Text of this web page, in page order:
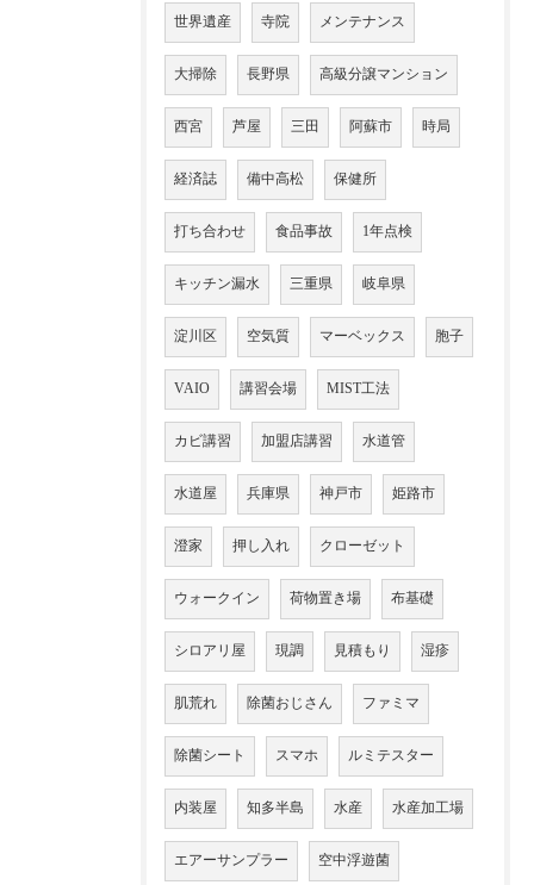
世界遺産 寺院 メンテナンス
大掃除 長野県 高級分譲マンション
西宮 芦屋 三田 阿蘇市 時局
経済誌 備中高松 保健所
打ち合わせ 食品事故 1年点検
キッチン漏水 三重県 岐阜県
淀川区 空気質 マーベックス 胞子
VAIO 講習会場 MIST工法
カビ講習 加盟店講習 水道管
水道屋 兵庫県 神戸市 姫路市
澄家 押し入れ クローゼット
ウォークイン 荷物置き場 布基礎
シロアリ屋 現調 見積もり 湿疹
肌荒れ 除菌おじさん ファミマ
除菌シート スマホ ルミテスター
内装屋 知多半島 水産 水産加工場
エアーサンプラー 空中浮遊菌